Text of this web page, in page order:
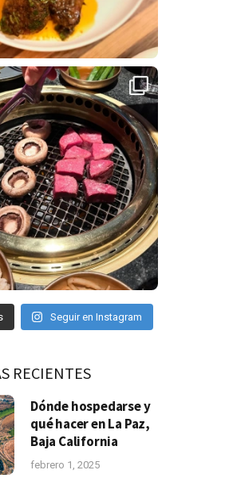
Seguir en Instagram
RECIENTES
Dónde hospedarse y
qué hacer en La Paz,
Baja California
febrero 1, 2025